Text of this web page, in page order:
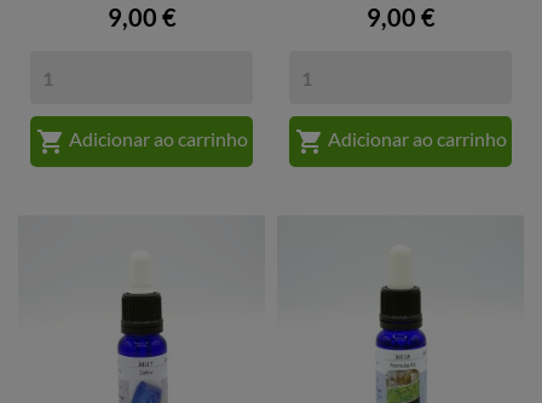
Preço
9,00 €
 Adicionar ao carrinho
Preço
9,00 €
 Adicionar ao carrinho